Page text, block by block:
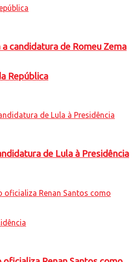
candidatura de Romeu Zema
República
de Lula à Presidência